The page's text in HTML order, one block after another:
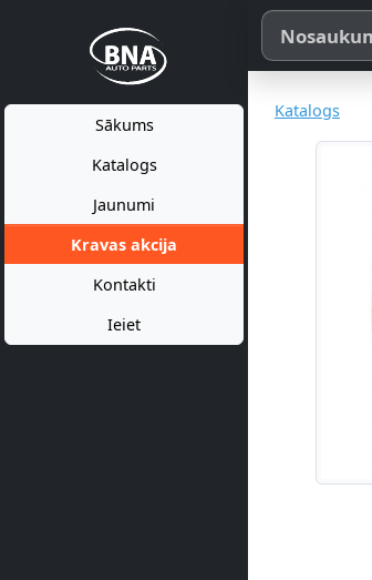
Sākums
Katalogs
Jaunumi
Kravas akcija
Kontakti
Ieiet
Meklēt pēc
Katalogs